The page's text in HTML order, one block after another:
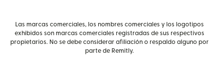
Las marcas comerciales, los nombres comerciales y los logotipos
exhibidos son marcas comerciales registradas de sus respectivos
propietarios. No se debe considerar afiliación o respaldo alguno por
parte de Remitly.